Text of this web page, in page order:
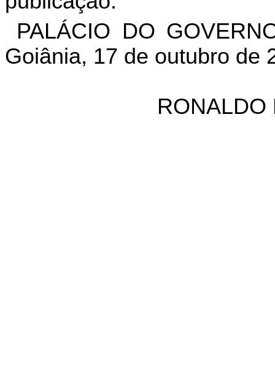
PALÁCIO DO
Goiânia, 17 de outubro de
RONALDO